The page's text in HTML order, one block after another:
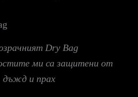
Dry Bag
ми са защитени от
дъжд и прах